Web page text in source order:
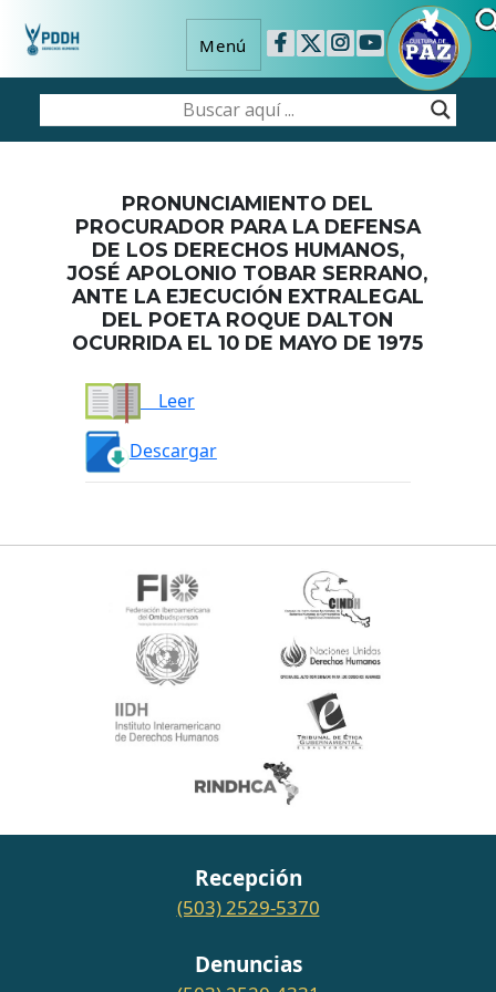
Menú
PRONUNCIAMIENTO DEL
PROCURADOR PARA LA DEFENSA
DE LOS DERECHOS HUMANOS,
JOSÉ APOLONIO TOBAR SERRANO,
ANTE LA EJECUCIÓN EXTRALEGAL
DEL POETA ROQUE DALTON
OCURRIDA EL 10 DE MAYO DE 1975
Leer
Descargar
Recepción
(503) 2529-5370
Denuncias